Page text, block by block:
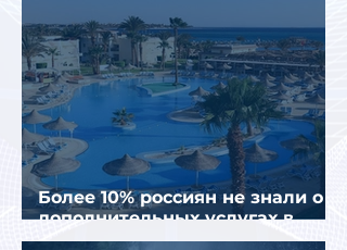
Более 10% россиян не знали о
дополнительных услугах в
отелях